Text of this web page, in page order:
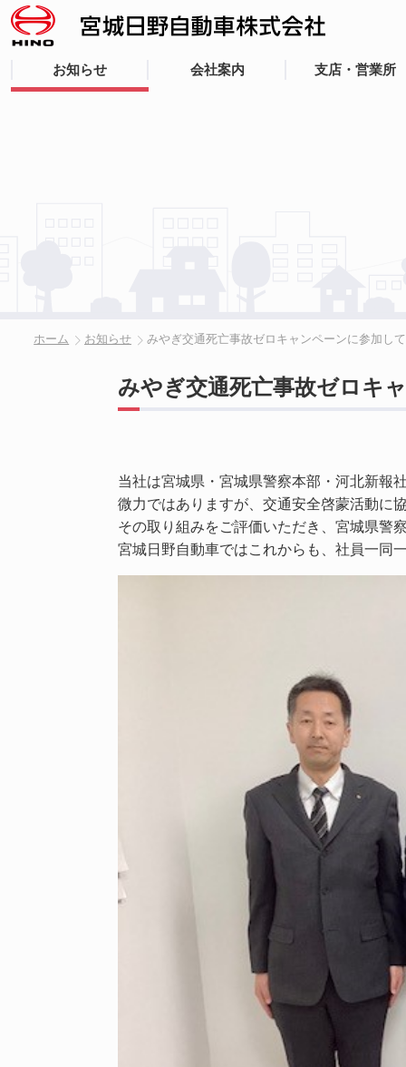
お知らせ 会社案内 支店・営業所
ホーム お知らせ みやぎ交通死亡事故ゼロキャンペーンに参加し
みやぎ交通死亡事故ゼロキ
当社は宮城県・宮城県警察本部・河北新報
微力ではありますが、交通安全啓蒙活動に
その取り組みをご評価いただき、宮城県警
宮城日野自動車ではこれからも、社員一同